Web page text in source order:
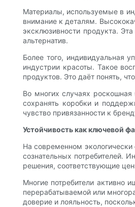
Материалы, используемые в
внимание к деталям.
эксклюзивности продукта.
альтернатив.
Более того, индивидуальная
индустрии красоты. Такое
продуктов. Это даёт понять,
Во многих случаях
сохранять коробки и
чувство привязанности к
Устойчивость как ключевой
На современном
сознательных потребителей.
решения, соответствующие
Многие потребители активно
перерабатываемой или
доверие и лояльность,